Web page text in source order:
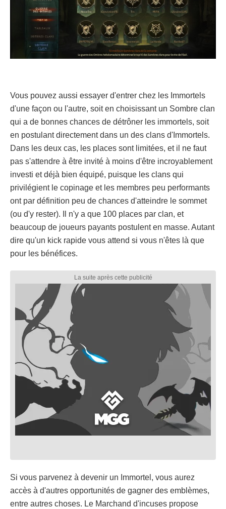
Vous pouvez aussi essayer d'entrer chez les Immortels
d'une façon ou l'autre, soit en choisissant un Sombre clan
qui a de bonnes chances de détrôner les immortels, soit
en postulant directement dans un des clans d'Immortels.
Dans les deux cas, les places sont limitées, et il ne faut
pas s'attendre à être invité à moins d'être incroyablement
investi et déjà bien équipé, puisque les clans qui
privilégient le copinage et les membres peu performants
ont par définition peu de chances d'atteindre le sommet
(ou d'y rester). Il n'y a que 100 places par clan, et
beaucoup de joueurs payants postulent en masse. Autant
dire qu'un kick rapide vous attend si vous n'êtes là que
pour les bénéfices.
Si vous parvenez à devenir un Immortel, vous aurez
accès à d'autres opportunités de gagner des emblèmes,
entre autres choses. Le Marchand d'incuses propose